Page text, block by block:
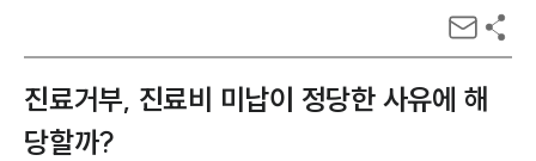
진료거부, 진료비 미납이 정당한 사유에 해
당할까?